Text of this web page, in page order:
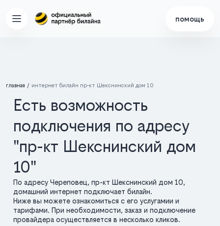
помощь
главная интернет билайн пр-кт Шекснинский дом 10
Есть возможность
подключения по адресу
"пр-кт Шекснинский дом
10"
По адресу Череповец, пр-кт Шекснинский дом 10,
домашний интернет подключает билайн.
Ниже вы можете ознакомиться с его услугамии и
тарифами. При необходимости, заказ и подключение
провайдера осуществляется в несколько кликов.